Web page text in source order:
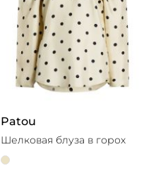
Patou
Шелковая блуза в горох